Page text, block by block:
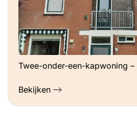
Twee-onder-een-kapwoning
Bekijken